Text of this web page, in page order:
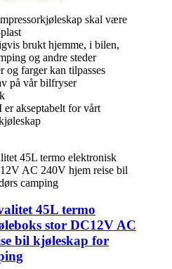
skal være
brukt hjemme, i bilen,
og andre steder
og farger kan tilpasses
på vår bilfryser
akseptabelt for vårt
45L termo
stor DC12V AC
bil kjøleskap for